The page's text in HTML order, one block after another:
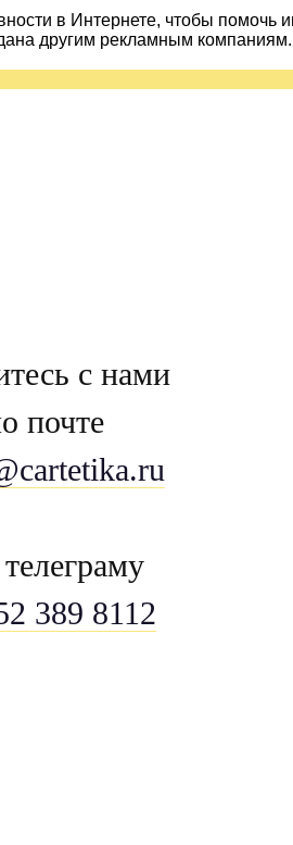
в Интернете, чтобы помочь
другим рекламным
с нами
почте
389 8112